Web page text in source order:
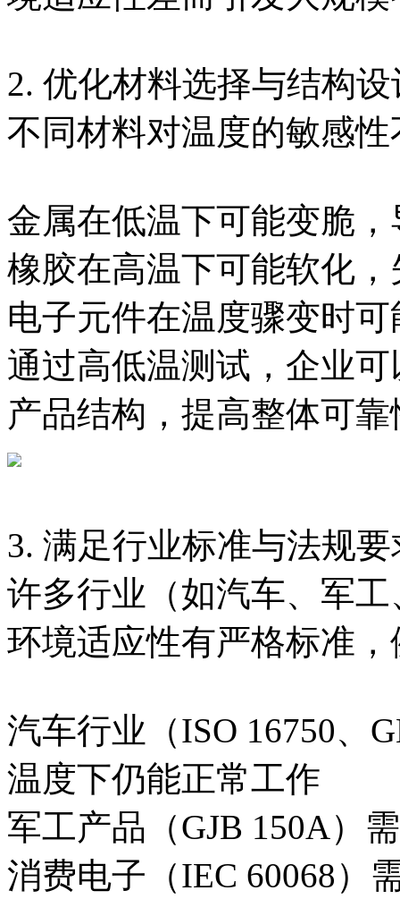
2. 优化材料选择与结构设
不同材料对温度的敏感
金属在低温下可能变脆
橡胶在高温下可能软化
电子元件在温度骤变时
通过高低温测试，企业
产品结构，提高整体可靠
3. 满足行业标准与法规要
许多行业（如汽车、军
环境适应性有严格标准，
汽车行业（ISO 16750、
温度下仍能正常工作
军工产品（GJB 150A）
消费电子（IEC 60068）